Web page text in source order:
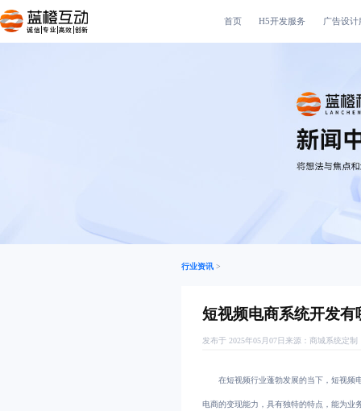
诚信|专业|高效|创新
首页 H5开发服务 广告设计
行业资讯 >
短视频电商系统开发有
发布于 2025年05月07日来源： 商城系统定制
在短视频行业蓬勃发展的当下，短视频
电商的变现能力，具有独特的特点，能为业